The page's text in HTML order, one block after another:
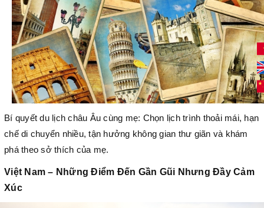
Bí quyết du lịch châu Âu cùng mẹ: Chọn lịch trình thoải mái, hạn
chế di chuyển nhiều, tận hưởng không gian thư giãn và khám
phá theo sở thích của mẹ.
Việt Nam – Những Điểm Đến Gần Gũi Nhưng Đầy Cảm
Xúc